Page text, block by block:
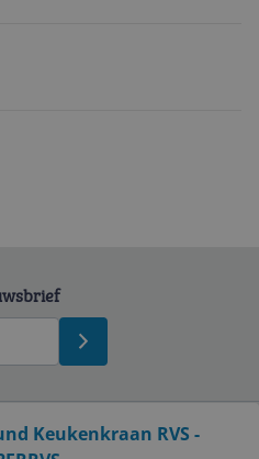
Keukenkraan RVS -